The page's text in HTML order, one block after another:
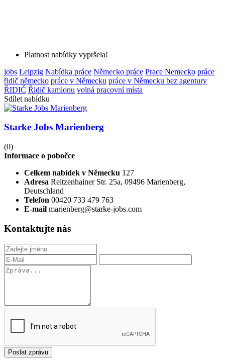
Platnost nabídky vypršela!
jobs Leipzig Nabídka práce Německo práce Prace Nemecko práce
řidič německo práce v Německu práce v Německu bez agentury
ŘIDIČ Řidič kamionu volná pracovní místa
Sdílet nabídku
Starke Jobs Marienberg
(0)
Informace o pobočce
Celkem nabídek v Německu 127
Adresa Reitzenhainer Str. 25a, 09496 Marienberg,
Deutschland
Telefon 00420 733 479 763
E-mail marienberg@starke-jobs.com
Kontaktujte nás
Poslat zprávu